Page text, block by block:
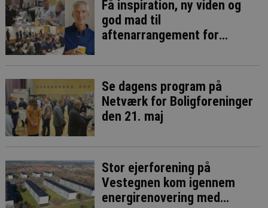
Få inspiration, ny viden og
god mad til
aftenarrangement for
Se dagens program på
Netværk for Boligforeninger
den 21. maj
Stor ejerforening på
Vestegnen kom igennem
energirenovering med